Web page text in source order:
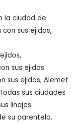
la ciudad de
sus ejidos,
sus ejidos.
sus ejidos, Alemet
sus ciudades
linajes.
su parentela,